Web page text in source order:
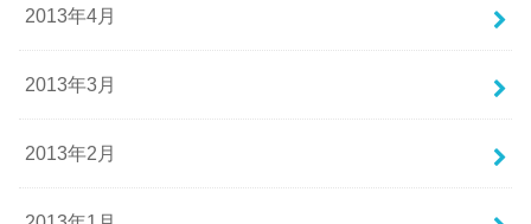
2013年4月
2013年3月
2013年2月